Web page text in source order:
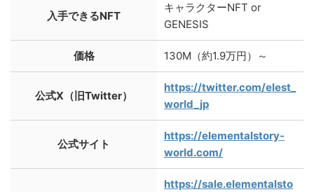
入手できるNFT
キャラクターNFT or
GENESIS
価格 130M（約1.9万円）～
公式X（旧Twitter）
https://twitter.com/elest_
world_jp
公式サイト
https://elementalstory-
world.com/
https://sale.elementalsto